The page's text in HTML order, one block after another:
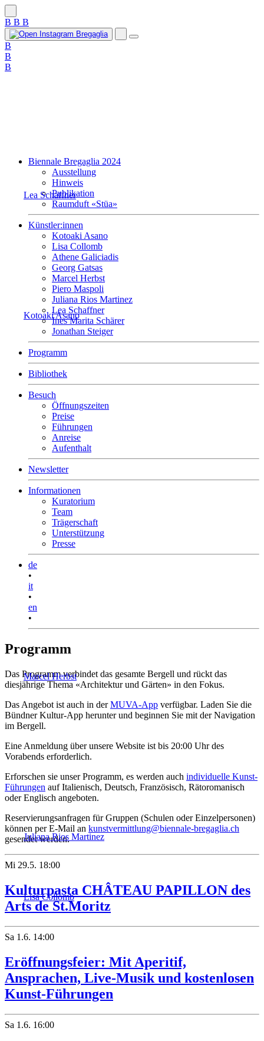
B B B
B
B
B
Biennale Bregaglia 2024
Ausstellung
Hinweis
Publikation
Raumduft «Stüa»
Künstler:innen
Kotoaki Asano
Lisa Collomb
Athene Galiciadis
Georg Gatsas
Marcel Herbst
Piero Maspoli
Juliana Rios Martinez
Lea Schaffner
Ines Marita Schärer
Jonathan Steiger
Programm
Bibliothek
Besuch
Öffnungszeiten
Preise
Führungen
Anreise
Aufenthalt
Newsletter
Informationen
Kuratorium
Team
Trägerschaft
Unterstützung
Presse
de
•
it
•
en
•
Programm
Das Programm verbindet das gesamte Bergell und rückt das
diesjährige Thema «Architektur und Gärten» in den Fokus.
Das Angebot ist auch in derMUVA-App verfügbar. Laden Sie die
Bündner Kultur-App herunter und beginnen Sie mit der Navigation
im Bergell.
Eine Anmeldung über unsere Website ist bis 20:00 Uhr des
Vorabends erforderlich.
Erforschen sie unser Programm, es werden auch individuelle Kunst-
Führungen auf Italienisch, Deutsch, Französisch, Rätoromanisch
oder Englisch angeboten.
Reservierungsanfragen für Gruppen (Schulen oder Einzelpersonen)
können per E-Mail an kunstvermittlung@biennale-bregaglia.ch
gesendet werden.
Mi 29.5. 18:00
Kulturpasta CHÂTEAU PAPILLON des
Arts de St.Moritz
Sa 1.6. 14:00
Eröffnungsfeier: Mit Aperitif,
Ansprachen, Live-Musik und kostenlosen
Kunst-Führungen
Sa 1.6. 16:00
Lea Schaffner
Kotoaki Asano
Marcel Herbst
Juliana Rios Martinez
Lisa Collomb